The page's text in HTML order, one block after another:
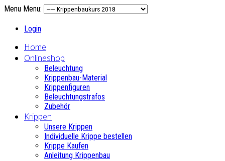
Menu Menu:
Login
Home
Onlineshop
Beleuchtung
Krippenbau-Material
Krippenfiguren
Beleuchtungstrafos
Zubehör
Krippen
Unsere Krippen
Individuelle Krippe bestellen
Krippe Kaufen
Anleitung Krippenbau